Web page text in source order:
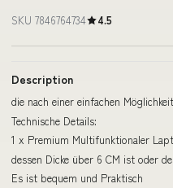
SKU 7846764734 4.5
Description
die nach einer einfachen
Technische Details:
1 x Premium Multifunktionaler
dessen Dicke über 6 CM ist oder
Es ist bequem und Praktisch